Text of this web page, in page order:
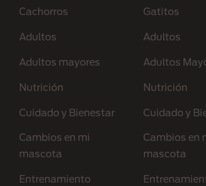
Cachorros
Adultos
Adultos mayores
Nutrición
Cuidado y Bienestar
Cambios en mi
mascota
Entrenamiento
Gatitos
Adultos
Adultos
Nutrición
Cuidado y
Cambios en
mascota